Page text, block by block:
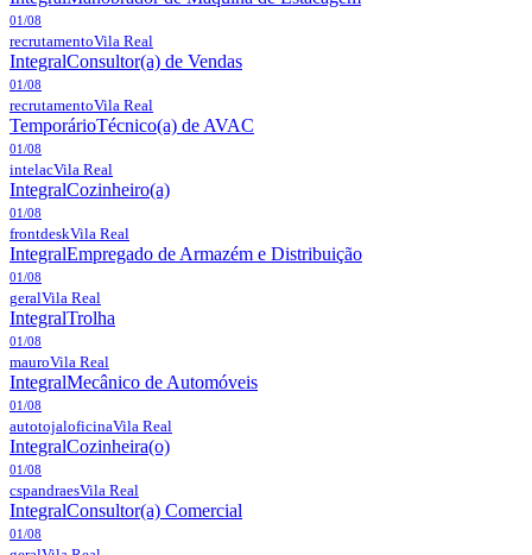
01/08
recrutamentoVila Real
IntegralConsultor(a) de Vendas
01/08
recrutamentoVila Real
TemporárioTécnico(a) de AVAC
01/08
intelacVila Real
IntegralCozinheiro(a)
01/08
frontdeskVila Real
IntegralEmpregado de Armazém e Distribuição
01/08
geralVila Real
IntegralTrolha
01/08
mauroVila Real
IntegralMecânico de Automóveis
01/08
autotojaloficinaVila Real
IntegralCozinheira(o)
01/08
cspandraesVila Real
IntegralConsultor(a) Comercial
01/08